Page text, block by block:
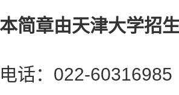
章由天津大学招生
：022-60316985